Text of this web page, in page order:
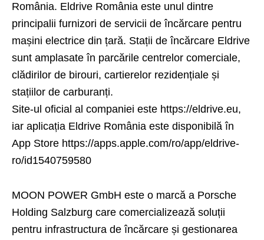
România. Eldrive România este unul dintre
principalii furnizori de servicii de încărcare pentru
mașini electrice din țară. Stații de încărcare Eldrive
sunt amplasate în parcările centrelor comerciale,
clădirilor de birouri, cartierelor rezidențiale și
stațiilor de carburanți.
Site-ul oficial al companiei este https://eldrive.eu,
iar aplicația Eldrive România este disponibilă în
App Store https://apps.apple.com/ro/app/eldrive-
ro/id1540759580
MOON POWER GmbH este o marcă a Porsche
Holding Salzburg care comercializează soluții
pentru infrastructura de încărcare și gestionarea